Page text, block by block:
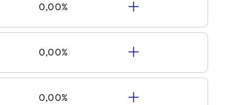
0,00%
0,00%
0,00%